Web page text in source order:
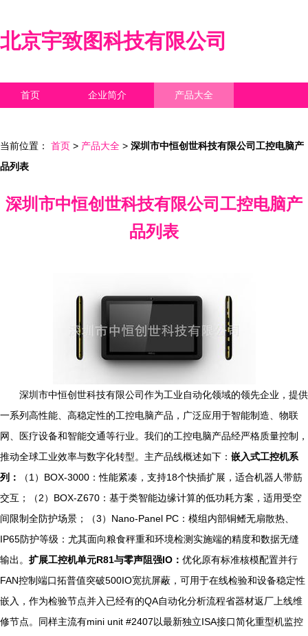
北京宇致图科技有限公司
首页 企业简介 产品大全
当前位置： 首页 > 产品大全 > 深圳市中恒创世科技有限公司工控电脑产
品列表
深圳市中恒创世科技有限公司工控电脑产
品列表
深圳市中恒创世科技有限公司作为工业自动化领域的领先企业，提供
一系列高性能、高稳定性的工控电脑产品，广泛应用于智能制造、物联
网、医疗设备和智能交通等行业。我们的工控电脑产品经严格质量控制，
推动全球工业效率与数字化转型。主产品线概述如下： 嵌入式工控机系
列：
（1）BOX-3000：性能紧凑，支持18个快插扩展，适合机器人带筋
交互；（2）BOX-Z670：基于类智能边缘计算的低功耗方案，适用受空
间限制全防护场景；（3）Nano-Panel PC：模组内部铜鳍无扇散热、
IP65防护等级：尤其面向粮食秤重和环境检测实施端的精度和数据无缝
输出。 扩展工控机单元R81与零声阻强IO： 优化原有标准核模配置并行
FAN控制端口拓普值突破500IO宽抗屏蔽，可用于在线检验和设备稳定性
嵌入，作为检验节点并入已经有的QA自动化分析流程省器材返厂上线维
修节点。同样主流有mini unit #2407以最新独立ISA接口简化重型机监控